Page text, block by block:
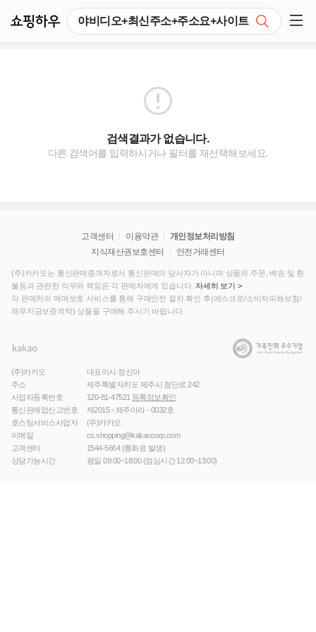
검색결과가 없습니다.
다른 검색어를 입력하시거나 필터를 재선택해보세요.
고객센터 이용약관
개인정보처리방침
지식재산권보호센터
안전거래센터
(주)카카오는 통신판매중개자로서 통신판매의 당사자가 아니며 상품의 주문, 배송 및 환
불등과 관련한 의무와 책임은 각 판매자에게 있습니다. 자세히 보기 >
각 판매처의 매매보호 서비스를 통해 구매안전 절차 확인 후(에스크로/소비자피해보험/
재무지금보증계약) 상품을 구매해 주시기 바랍니다.
(주)카카오
대표이사 정신아
주소
제주특별자치도 제주시 첨단로 242
사업자등록번호
120-81-47521 등록정보확인
통신판매업신고번호
제2015 - 제주아라 - 0032호
호스팅서비스사업자
(주)카카오
이메일
cs.shopping@kakaocorp.com
고객센터
1544-5664(통화료 발생)
상담가능시간
평일 09:00~18:00 (점심시간 12:00~13:00)